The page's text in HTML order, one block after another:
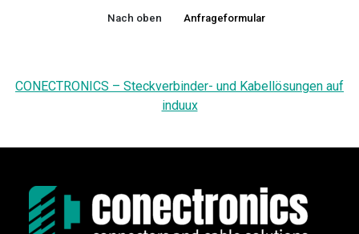
Nach oben Anfrageformular
CONECTRONICS – Steckverbinder- und Kabellösungen auf
induux